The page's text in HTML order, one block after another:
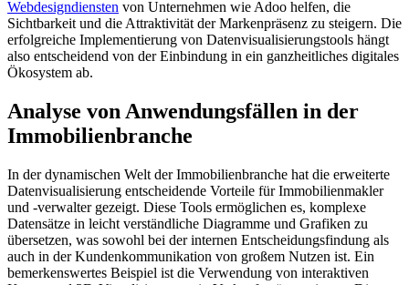
Webdesigndiensten von Unternehmen wie Adoo helfen, die
Sichtbarkeit und die Attraktivität der Markenpräsenz zu steigern. Die
erfolgreiche Implementierung von Datenvisualisierungstools hängt
also entscheidend von der Einbindung in ein ganzheitliches digitales
Ökosystem ab.
Analyse von Anwendungsfällen in der
Immobilienbranche
In der dynamischen Welt der Immobilienbranche hat die erweiterte
Datenvisualisierung entscheidende Vorteile für Immobilienmakler
und -verwalter gezeigt. Diese Tools ermöglichen es, komplexe
Datensätze in leicht verständliche Diagramme und Grafiken zu
übersetzen, was sowohl bei der internen Entscheidungsfindung als
auch in der Kundenkommunikation von großem Nutzen ist. Ein
bemerkenswertes Beispiel ist die Verwendung von interaktiven